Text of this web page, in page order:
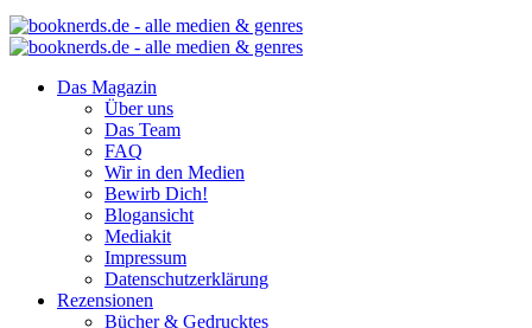
Das Magazin
Über uns
Das Team
FAQ
Wir in den Medien
Bewirb Dich!
Blogansicht
Mediakit
Impressum
Datenschutzerklärung
Rezensionen
Bücher & Gedrucktes